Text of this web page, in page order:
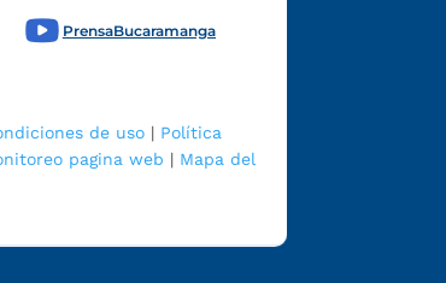
PrensaBucaramanga
de uso | Política
pagina web | Mapa del